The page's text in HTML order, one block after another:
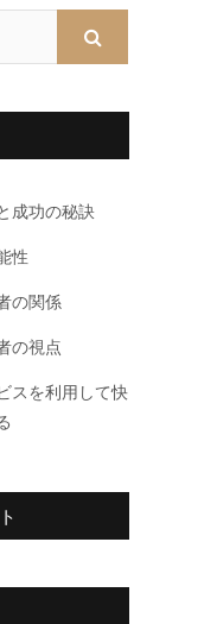
成功の秘訣
性
の関係
の視点
スを利用して快